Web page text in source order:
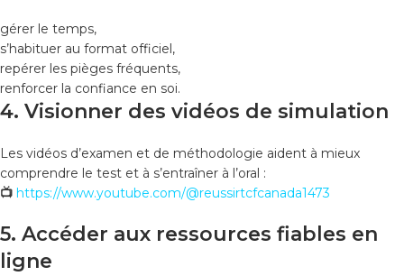
gérer le temps,
s’habituer au format officiel,
repérer les pièges fréquents,
renforcer la confiance en soi.
4. Visionner des vidéos de simulation
Les vidéos d’examen et de méthodologie aident à mieux
comprendre le test et à s’entraîner à l’oral :
📺 https://www.youtube.com/@reussirtcfcanada1473
5. Accéder aux ressources fiables en
ligne